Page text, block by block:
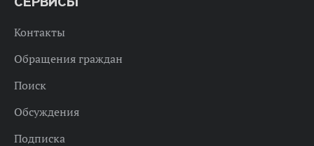
Контакты
Обращения граждан
Поиск
Обсуждения
Подписка